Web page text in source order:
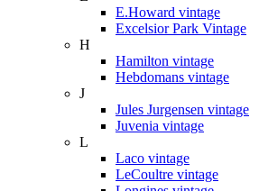
E.Howard vintage
Excelsior Park Vintage
H
Hamilton vintage
Hebdomans vintage
J
Jules Jurgensen vintage
Juvenia vintage
L
Laco vintage
LeCoultre vintage